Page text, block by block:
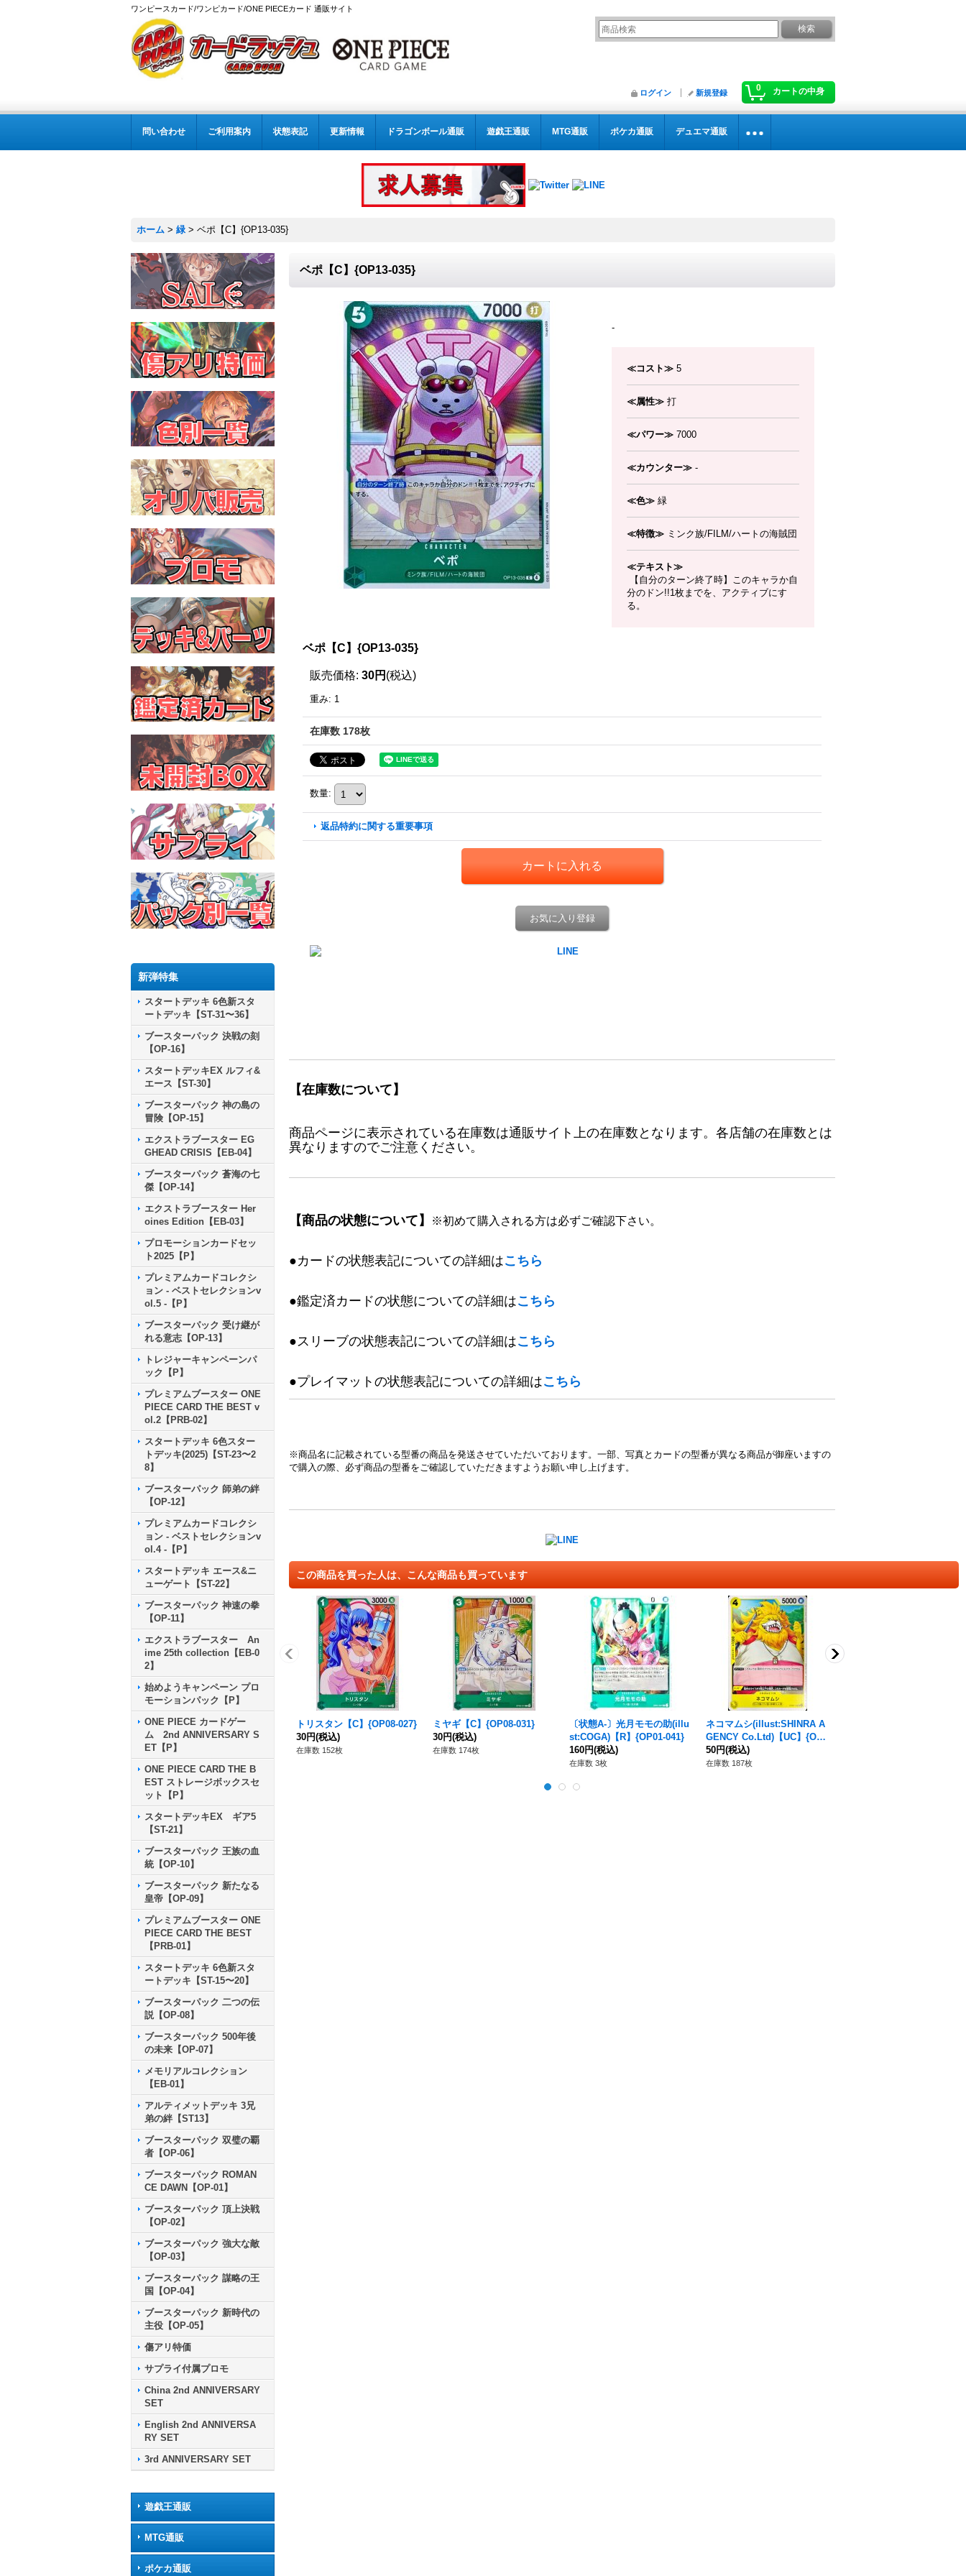
ワンピースカード/ワンピカード/ONE PIECEカード 通販サイト
0 カートの中身
ログイン 新規登録
問い合わせ ご利用案内 状態表記 更新情報 ドラゴンボール通販 遊戯王通販 MTG通販 ポケカ通販 デュエマ通販
ホーム > 緑 > ベポ【C】{OP13-035}
新弾特集
スタートデッキ 6色新スタ
ートデッキ【ST-31〜36】
ブースターパック 決戦の刻
【OP-16】
スタートデッキEX ルフィ&
エース【ST-30】
ブースターパック 神の島の
冒険【OP-15】
エクストラブースター EG
GHEAD CRISIS【EB-04】
ブースターパック 蒼海の七
傑【OP-14】
エクストラブースター Her
oines Edition【EB-03】
プロモーションカードセッ
ト2025【P】
プレミアムカードコレクシ
ョン - ベストセレクションv
ol.5 -【P】
ブースターパック 受け継が
れる意志【OP-13】
トレジャーキャンペーンパ
ック【P】
プレミアムブースター ONE
PIECE CARD THE BEST v
ol.2【PRB-02】
スタートデッキ 6色スター
トデッキ(2025)【ST-23〜2
8】
ブースターパック 師弟の絆
【OP-12】
プレミアムカードコレクシ
ョン - ベストセレクションv
ol.4 -【P】
スタートデッキ エース&ニ
ューゲート【ST-22】
ブースターパック 神速の拳
【OP-11】
エクストラブースター An
ime 25th collection【EB-0
2】
始めようキャンペーン プロ
モーションパック【P】
ONE PIECE カードゲー
ム 2nd ANNIVERSARY S
ET【P】
ONE PIECE CARD THE B
EST ストレージボックスセ
ット【P】
スタートデッキEX ギア5
【ST-21】
ブースターパック 王族の血
統【OP-10】
ブースターパック 新たなる
皇帝【OP-09】
プレミアムブースター ONE
PIECE CARD THE BEST
【PRB-01】
スタートデッキ 6色新スタ
ートデッキ【ST-15〜20】
ブースターパック 二つの伝
説【OP-08】
ブースターパック 500年後
の未来【OP-07】
メモリアルコレクション
【EB-01】
アルティメットデッキ 3兄
弟の絆【ST13】
ブースターパック 双璧の覇
者【OP-06】
ブースターパック ROMAN
CE DAWN【OP-01】
ブースターパック 頂上決戦
【OP-02】
ブースターパック 強大な敵
【OP-03】
ブースターパック 謀略の王
国【OP-04】
ブースターパック 新時代の
主役【OP-05】
傷アリ特価
サプライ付属プロモ
China 2nd ANNIVERSARY
SET
English 2nd ANNIVERSA
RY SET
3rd ANNIVERSARY SET
遊戯王通販
MTG通販
ポケカ通販
ベポ【C】{OP13-035}
-
≪コスト≫ 5
≪属性≫ 打
≪パワー≫ 7000
≪カウンター≫ -
≪色≫ 緑
≪特徴≫ ミンク族/FILM/ハートの海賊団
≪テキスト≫
【自分のターン終了時】このキャラか自
分のドン!!1枚までを、アクティブにす
る。
ベポ【C】{OP13-035}
販売価格: 30円 (税込)
重み: 1
在庫数 178枚
数量:
返品特約に関する重要事項
お気に入り登録
【在庫数について】
商品ページに表示されている在庫数は通販サイト上の在庫数となります。各店舗の在庫数とは
異なりますのでご注意ください。
【商品の状態について】 ※初めて購入される方は必ずご確認下さい。
●カードの状態表記についての詳細はこちら
●鑑定済カードの状態についての詳細はこちら
●スリーブの状態表記についての詳細はこちら
●プレイマットの状態表記についての詳細はこちら
※商品名に記載されている型番の商品を発送させていただいております。一部、写真とカードの型番が異なる商品が御座いますの
で購入の際、必ず商品の型番をご確認していただきますようお願い申し上げます。
この商品を買った人は、こんな商品も買っています
トリスタン【C】{OP08-027}
30円(税込)
在庫数 152枚
ミヤギ【C】{OP08-031}
30円(税込)
在庫数 174枚
〔状態A-〕光月モモの助(illu
st:COGA)【R】{OP01-041}
160円(税込)
在庫数 3枚
ネコマムシ(illust:SHINRA A
GENCY Co.Ltd)【UC】{OP0
6-110}
50円(税込)
在庫数 187枚